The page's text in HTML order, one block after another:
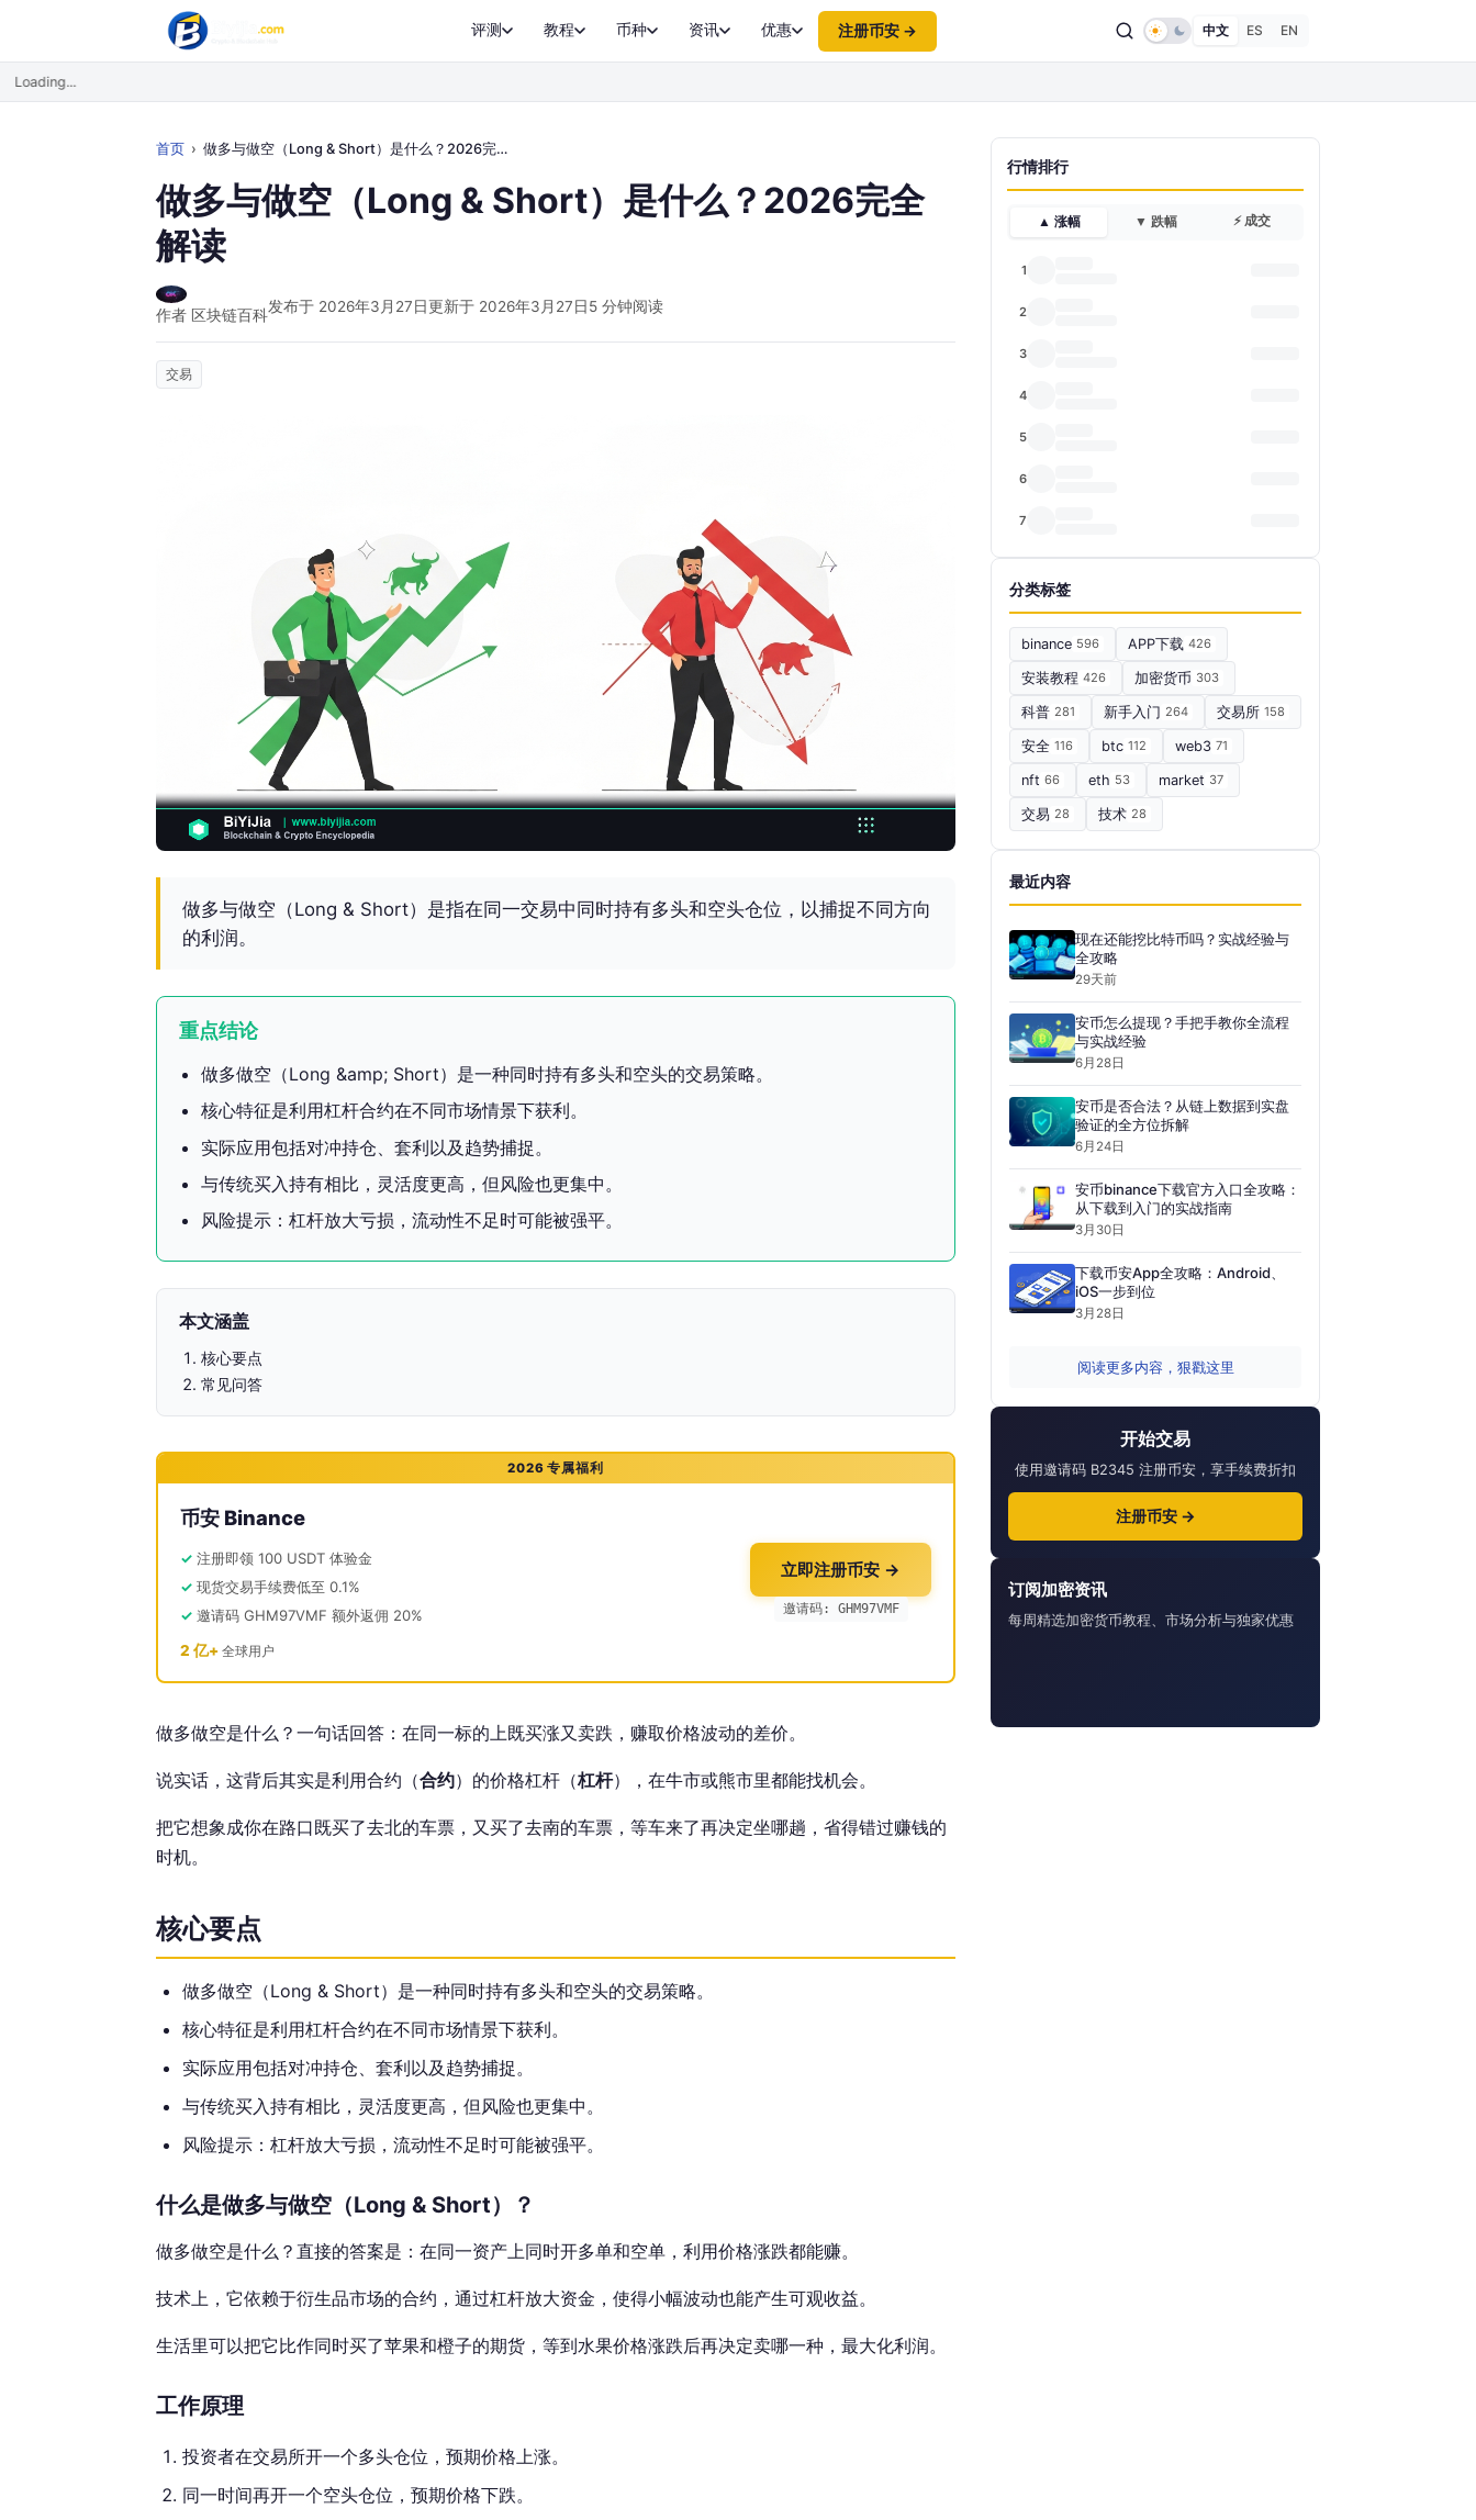
评测 教程 币种 资讯 优惠 注册币安 → 中文 ES EN
Loading...
首页 做多与做空（Long & Short）是什么？2026完全解读
做多与做空（Long & Short）是什么？2026完全
解读
作者 区块链百科发布于 2026年3月27日更新于 2026年3月27日5 分钟阅读
交易
做多与做空（Long & Short）是指在同一交易中同时持有多头和空头仓位，以捕捉不同方向
的利润。
重点结论
做多做空（Long &amp; Short）是一种同时持有多头和空头的交易策略。
核心特征是利用杠杆合约在不同市场情景下获利。
实际应用包括对冲持仓、套利以及趋势捕捉。
与传统买入持有相比，灵活度更高，但风险也更集中。
风险提示：杠杆放大亏损，流动性不足时可能被强平。
本文涵盖
核心要点
常见问答
2026 专属福利
币安 Binance
注册即领 100 USDT 体验金
现货交易手续费低至 0.1%
邀请码 GHM97VMF 额外返佣 20%
2 亿+ 全球用户
立即注册币安 →
邀请码: GHM97VMF
做多做空是什么？一句话回答：在同一标的上既买涨又卖跌，赚取价格波动的差价。
说实话，这背后其实是利用合约（合约）的价格杠杆（杠杆），在牛市或熊市里都能找机会。
把它想象成你在路口既买了去北的车票，又买了去南的车票，等车来了再决定坐哪趟，省得错过赚钱的
时机。
核心要点
做多做空（Long & Short）是一种同时持有多头和空头的交易策略。
核心特征是利用杠杆合约在不同市场情景下获利。
实际应用包括对冲持仓、套利以及趋势捕捉。
与传统买入持有相比，灵活度更高，但风险也更集中。
风险提示：杠杆放大亏损，流动性不足时可能被强平。
什么是做多与做空（Long & Short）？
做多做空是什么？直接的答案是：在同一资产上同时开多单和空单，利用价格涨跌都能赚。
技术上，它依赖于衍生品市场的合约，通过杠杆放大资金，使得小幅波动也能产生可观收益。
生活里可以把它比作同时买了苹果和橙子的期货，等到水果价格涨跌后再决定卖哪一种，最大化利润。
工作原理
投资者在交易所开一个多头仓位，预期价格上涨。
同一时间再开一个空头仓位，预期价格下跌。
行情排行
▲ 涨幅 ▼ 跌幅 ⚡ 成交
1
2
3
4
5
6
7
分类标签
binance 596 APP下载 426
安装教程 426 加密货币 303
科普 281 新手入门 264 交易所 158
安全 116 btc 112 web3 71
nft 66 eth 53 market 37
交易 28 技术 28
最近内容
现在还能挖比特币吗？实战经验与
全攻略
29天前
安币怎么提现？手把手教你全流程
与实战经验
6月28日
安币是否合法？从链上数据到实盘
验证的全方位拆解
6月24日
安币binance下载官方入口全攻略：
从下载到入门的实战指南
3月30日
下载币安App全攻略：Android、
iOS一步到位
3月28日
阅读更多内容，狠戳这里
开始交易
使用邀请码 B2345 注册币安，享手续费折扣
注册币安 →
订阅加密资讯
每周精选加密货币教程、市场分析与独家优惠